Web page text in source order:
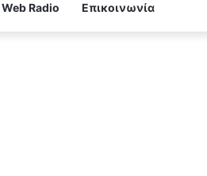
Web Radio Επικοινωνία